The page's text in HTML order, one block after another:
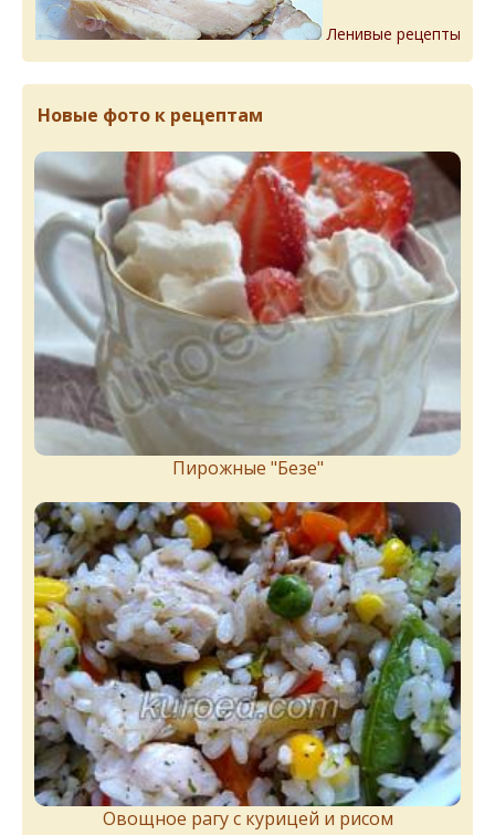
Ленивые рецепты
Новые фото к рецептам
Пирожныe "Бeзe"
Овощное рагу с курицей и рисом